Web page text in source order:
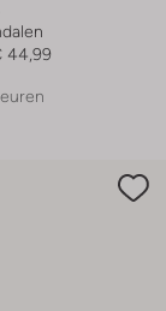
44,99